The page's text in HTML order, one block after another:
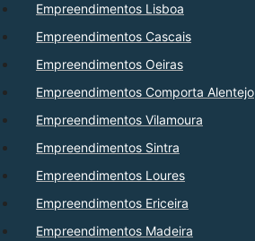
Empreendimentos Lisboa
Empreendimentos Cascais
Empreendimentos Oeiras
Empreendimentos Comporta Alentejo
Empreendimentos Vilamoura
Empreendimentos Sintra
Empreendimentos Loures
Empreendimentos Ericeira
Empreendimentos Madeira